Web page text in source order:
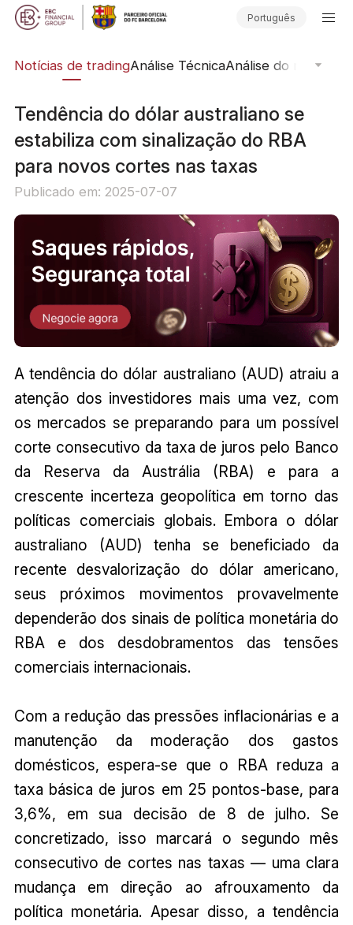
Português
Notícias de tradingAnálise TécnicaAnálise do mercado
Tendência do dólar australiano se
estabiliza com sinalização do RBA
para novos cortes nas taxas
Publicado em: 2025-07-07
A tendência do dólar australiano (AUD) atraiu a
atenção dos investidores mais uma vez, com
os mercados se preparando para um possível
corte consecutivo da taxa de juros pelo Banco
da Reserva da Austrália (RBA) e para a
crescente incerteza geopolítica em torno das
políticas comerciais globais. Embora o dólar
australiano (AUD) tenha se beneficiado da
recente desvalorização do dólar americano,
seus próximos movimentos provavelmente
dependerão dos sinais de política monetária do
RBA e dos desdobramentos das tensões
comerciais internacionais.
Com a redução das pressões inflacionárias e a
manutenção da moderação dos gastos
domésticos, espera-se que o RBA reduza a
taxa básica de juros em 25 pontos-base, para
3,6%, em sua decisão de 8 de julho. Se
concretizado, isso marcará o segundo mês
consecutivo de cortes nas taxas — uma clara
mudança em direção ao afrouxamento da
política monetária. Apesar disso, a tendência